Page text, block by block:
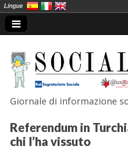
Giornale di informazione
Referendum in
chi l’ha vissuto
Lingue